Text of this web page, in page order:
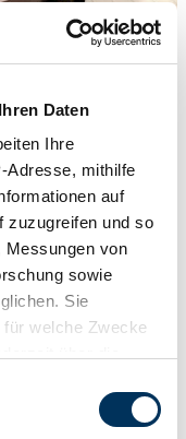
Daten
Ihre
Adresse, mithilfe
auf
zuzugreifen und so
Messungen von
sowie
Sie
welche Zwecke